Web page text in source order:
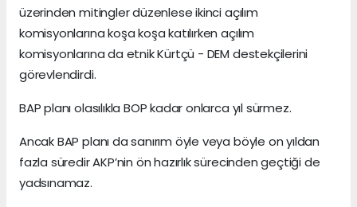
üzerinden mitingler düzenlese ikinci açılım
komisyonlarına koşa koşa katılırken açılım
komisyonlarına da etnik Kürtçü - DEM destekçilerini
görevlendirdi.
BAP planı olasılıkla BOP kadar onlarca yıl sürmez.
Ancak BAP planı da sanırım öyle veya böyle on yıldan
fazla süredir AKP’nin ön hazırlık sürecinden geçtiği de
yadsınamaz.